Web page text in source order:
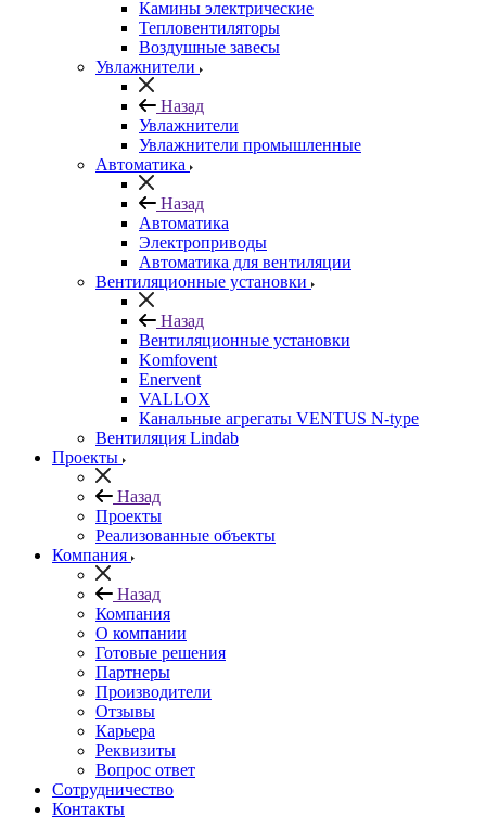
Камины электрические
Тепловентиляторы
Воздушные завесы
Увлажнители
Назад
Увлажнители
Увлажнители промышленные
Автоматика
Назад
Автоматика
Электроприводы
Автоматика для вентиляции
Вентиляционные установки
Назад
Вентиляционные установки
Komfovent
Enervent
VALLOX
Канальные агрегаты VENTUS N-type
Вентиляция Lindab
Проекты
Назад
Проекты
Реализованные объекты
Компания
Назад
Компания
О компании
Готовые решения
Партнеры
Производители
Отзывы
Карьера
Реквизиты
Вопрос ответ
Сотрудничество
Контакты